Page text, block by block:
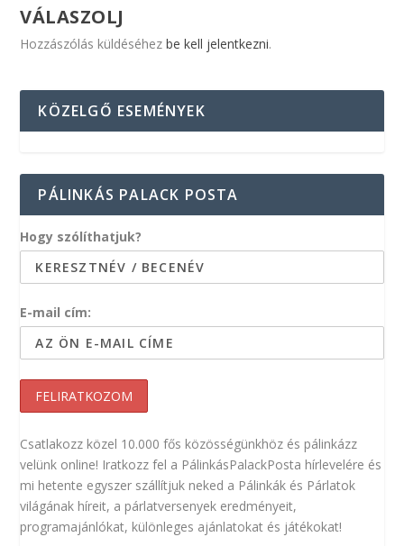
VÁLASZOLJ
Hozzászólás küldéséhezbe kell jelentkezni.
KÖZELGŐ ESEMÉNYEK
PÁLINKÁS PALACK POSTA
Hogy szólíthatjuk?
E-mail cím:
Csatlakozz közel 10.000 fős közösségünkhöz és pálinkázz
velünk online! Iratkozz fel a PálinkásPalackPosta hírlevelére és
mi hetente egyszer szállítjuk neked a Pálinkák és Párlatok
világának híreit, a párlatversenyek eredményeit,
programajánlókat, különleges ajánlatokat és játékokat!